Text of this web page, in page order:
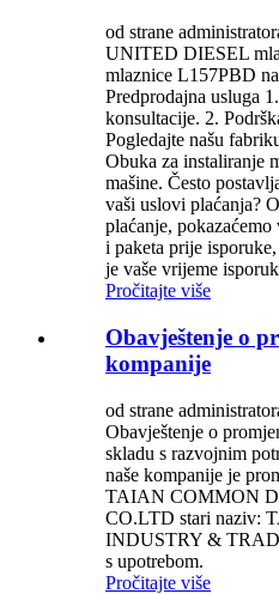
od strane
UNITED DIESEL
mlaznice L157PBD
Predprodajna usluga
konsultacije. 2.
Pogledajte našu
Obuka za instaliranje
mašine. Često
vaši uslovi plaćanja?
plaćanje,
i paketa prije
je vaše vrijeme
Pročitajte više
Obavještenje o
kompanije
od strane
Obavještenje o
skladu s razvojnim
naše kompanije je
TAIAN COMMON
CO.LTD stari naziv:
INDUSTRY &
s upotrebom.
Pročitajte više